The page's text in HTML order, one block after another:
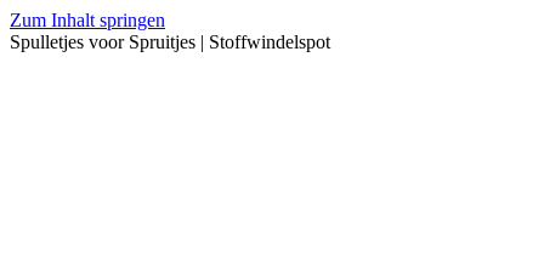
Zum Inhalt springen
Spulletjes voor Spruitjes | Stoffwindelspot